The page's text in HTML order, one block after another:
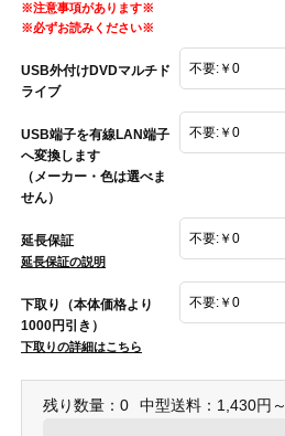
※注意事項があります※
※必ずお読みください※
USB外付けDVDマルチド
ライブ
USB端子を有線LAN端子
へ変換します
（メーカー・色は選べま
せん）
延長保証
延長保証の説明
下取り（本体価格より
1000円引き）
下取りの詳細はこちら
残り数量：0 中型送料：1,430円～